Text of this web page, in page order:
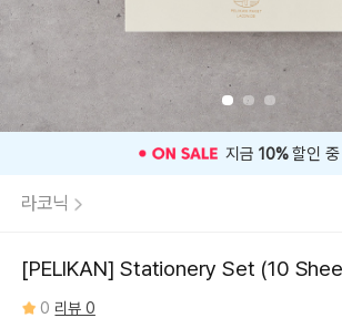
🎉 오늘 구매 찬스OPEN🎉
라코닉
[PELIKAN] Stationery Set (10
0 리뷰 0